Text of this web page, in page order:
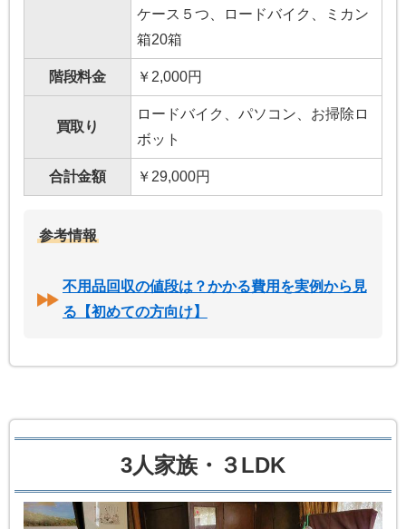
ケース５つ、ロードバイク、ミカン
箱20箱
階段料金 ￥2,000円
買取り
ロードバイク、パソコン、お掃除ロ
ボット
合計金額 ￥29,000円
参考情報
不用品回収の値段は？かかる費用を実例から見
る【初めての方向け】
3人家族・３LDK